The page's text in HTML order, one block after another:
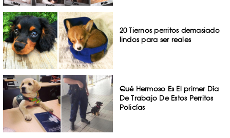
20 Tiernos perritos demasiado
lindos para ser reales
Qué Hermoso Es El primer Día
De Trabajo De Estos Perritos
Policías